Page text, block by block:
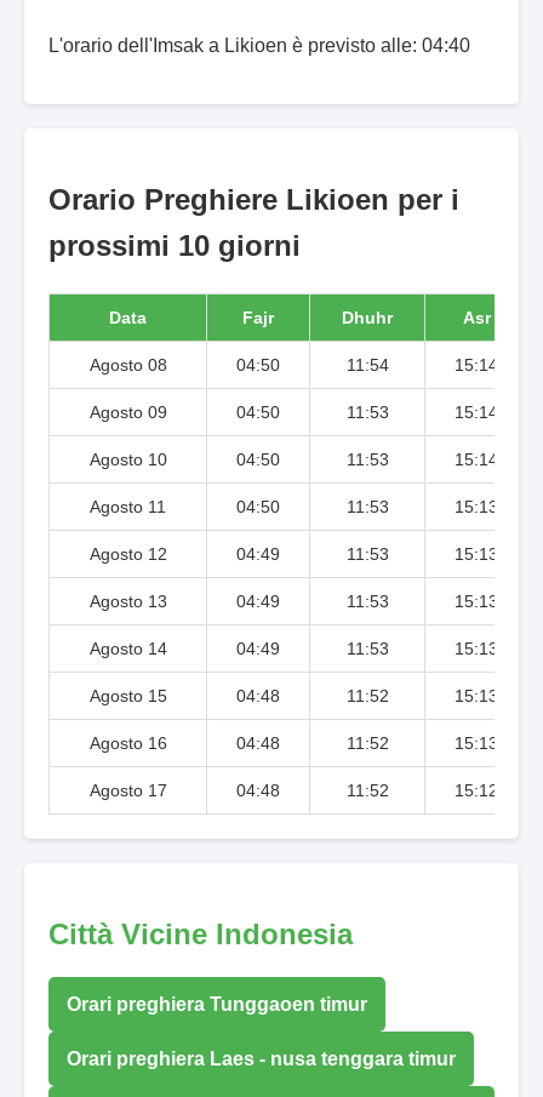
L'orario dell'Imsak a Likioen è previsto alle: 04:40
Orario Preghiere Likioen per i
prossimi 10 giorni
Data Fajr Dhuhr Asr
Agosto 08 04:50 11:54 15:14
Agosto 09 04:50 11:53 15:14
Agosto 10 04:50 11:53 15:14
Agosto 11 04:50 11:53 15:13
Agosto 12 04:49 11:53 15:13
Agosto 13 04:49 11:53 15:13
Agosto 14 04:49 11:53 15:13
Agosto 15 04:48 11:52 15:13
Agosto 16 04:48 11:52 15:13
Agosto 17 04:48 11:52 15:12
Città Vicine Indonesia
Orari preghiera Tunggaoen timur
Orari preghiera Laes - nusa tenggara timur